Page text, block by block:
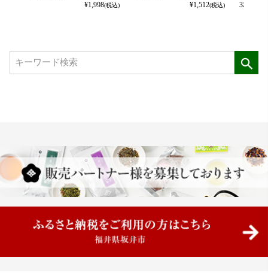
¥1,998(税込)
¥1,512(税込)
3本パッ